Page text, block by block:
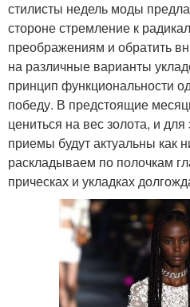
стилисты недель моды
стороне стремление к
преображениям и обратить
на различные варианты
принцип функциональности
победу. В предстоящие
цениться на вес золота, и
приемы будут актуальны как
раскладываем по полочкам
прическах и укладках